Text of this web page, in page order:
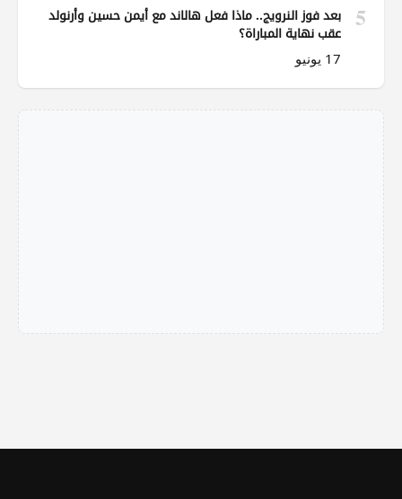
5
بعد فوز النرويج.. ماذا فعل هالاند مع أيمن حسين وأرنولد
عقب نهاية المباراة؟
17 يونيو